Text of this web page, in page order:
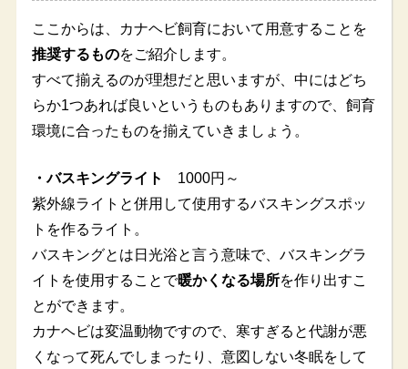
ここからは、カナヘビ飼育において用意することを
推奨するものをご紹介します。
すべて揃えるのが理想だと思いますが、中にはどち
らか1つあれば良いというものもありますので、飼育
環境に合ったものを揃えていきましょう。
・バスキングライト
1000円～
紫外線ライトと併用して使用するバスキングスポッ
トを作るライト。
バスキングとは日光浴と言う意味で、バスキングラ
イトを使用することで暖かくなる場所を作り出すこ
とができます。
カナヘビは変温動物ですので、寒すぎると代謝が悪
くなって死んでしまったり、意図しない冬眠をして